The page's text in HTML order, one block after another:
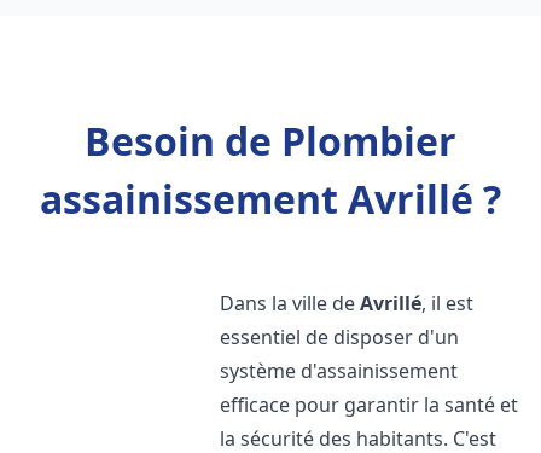
Besoin de Plombier
assainissement Avrillé ?
Dans la ville deAvrillé, il est
essentiel de disposer d'un
système d'assainissement
efficace pour garantir la santé et
la sécurité des habitants. C'est